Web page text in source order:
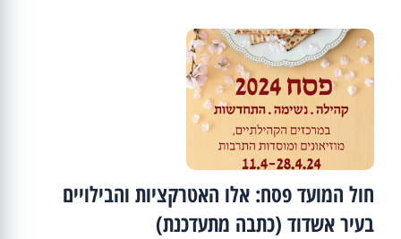
חול המועד פסח: אלו האטרקציות והבילויים
בעיר אשדוד (כתבה מתעדכנת)